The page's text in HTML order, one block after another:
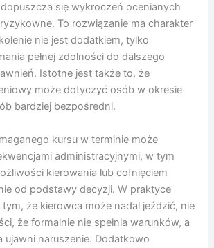
się wykroczeń ocenianych
To rozwiązanie ma charakter
nie jest dodatkiem, tylko
pełnej zdolności do dalszego
Istotne jest także to, że
może dotyczyć osób w okresie
bardziej bezpośredni.
kursu w terminie może
administracyjnymi, w tym
kierowania lub cofnięciem
od podstawy decyzji. W praktyce
że kierowca może nadal jeździć, nie
że formalnie nie spełnia warunków, a
ujawni naruszenie. Dodatkowo